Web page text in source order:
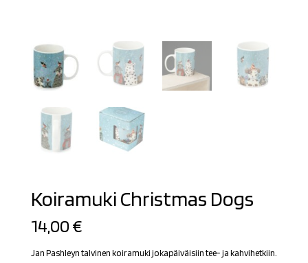
Koiramuki Christmas Dogs
14,00€
Jan Pashleyn talvinen koiramuki jokapäiväisiin tee- ja kahvihetkiin.